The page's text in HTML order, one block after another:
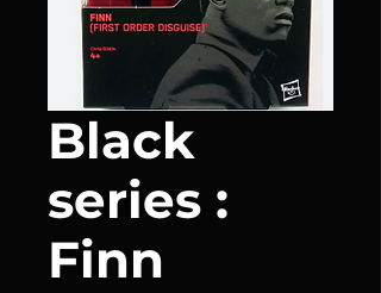
Black
series :
Finn